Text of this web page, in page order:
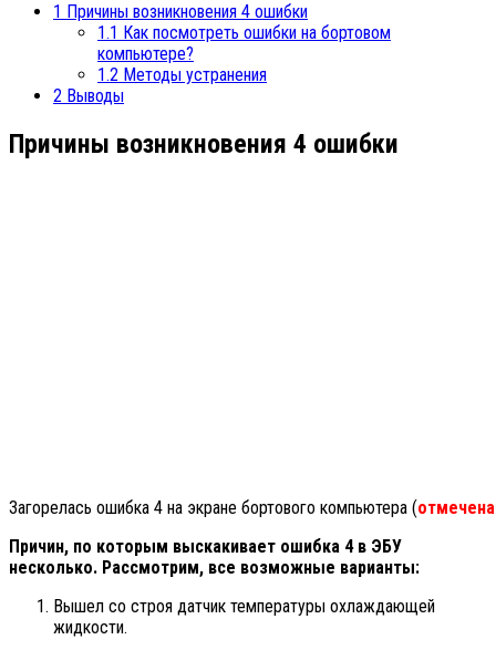
1 Причины возникновения 4 ошибки
1.1 Как посмотреть ошибки на бортовом
компьютере?
1.2 Методы устранения
2 Выводы
Причины возникновения 4 ошибки
Загорелась ошибка 4 на экране бортового компьютера (
Причин, по которым выскакивает ошибка 4 в ЭБУ
несколько. Рассмотрим, все возможные варианты:
Вышел со строя датчик температуры охлаждающей
жидкости.